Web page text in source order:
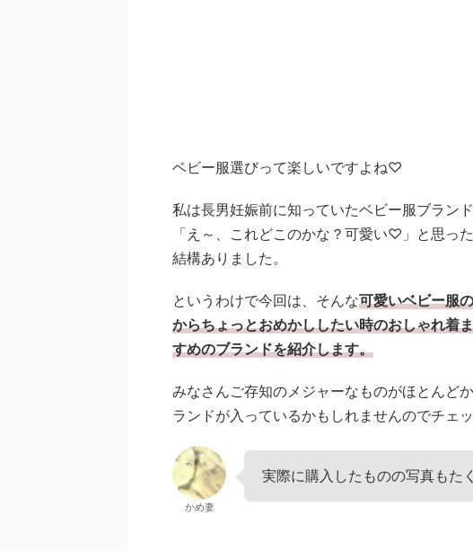
ベビー服選びって楽しいですよね♡
私は長男妊娠前に知っていたベビー服ブラン
「え～、これどこのかな？可愛い♡」と思っ
結構ありました。
というわけで今回は、そんな可愛いベビー服
からちょっとおめかししたい時のおしゃれ着
すめのブランドを紹介します。
みなさんご存知のメジャーなものがほとんど
ランドが入っているかもしれませんのでチェ
かめ妻
実際に購入したものの写真もた